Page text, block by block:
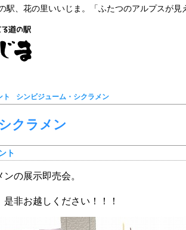
駅、花の里いいじま。「ふたつのアルプスが見
ト シンビジューム・シクラメン
クラメン
ト
の展示即売会。
非お越しください！！！